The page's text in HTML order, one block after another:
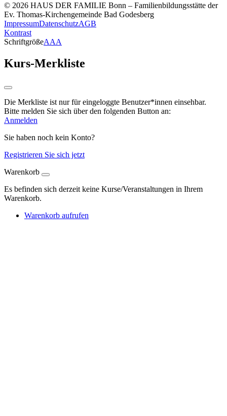
© 2026 HAUS DER FAMILIE Bonn – Familienbildungsstätte der
Ev. Thomas-Kirchengemeinde Bad Godesberg
ImpressumDatenschutzAGB
Kontrast
SchriftgrößeAAA
Kurs-Merkliste
Die Merkliste ist nur für eingeloggte Benutzer*innen einsehbar.
Bitte melden Sie sich über den folgenden Button an:
Anmelden
Sie haben noch kein Konto?
Registrieren Sie sich jetzt
Warenkorb
Es befinden sich derzeit keine Kurse/Veranstaltungen in Ihrem
Warenkorb.
Warenkorb aufrufen